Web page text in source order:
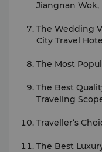
Jiangnan
The Wedding
City Travel
The Most
The Best
Traveling
Traveller‘s
The Best